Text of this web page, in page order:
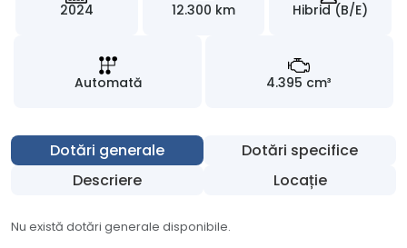
2024 12.300 km Hibrid (B/E)
Automată 4.395 cm³
Dotări generale
Dotări specifice
Descriere
Locație
Nu există dotări generale disponibile.